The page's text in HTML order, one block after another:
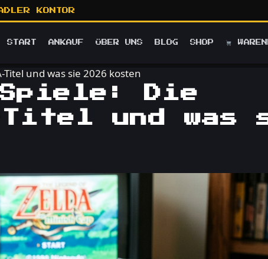
KONTOR
START ANKAUF ÜBER UNS BLOG SHOP
Titel und was sie 2026 kosten
Spiele: Die
Titel und was